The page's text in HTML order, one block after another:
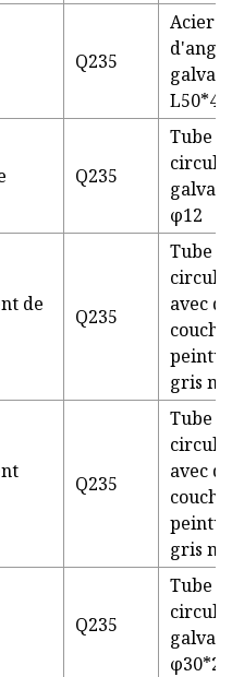
Q235
Acier
d'angle
L50*4
Q235
Tube
φ12
de
Q235
Tube
avec
gris
Q235
Tube
avec
gris
Q235
Tube